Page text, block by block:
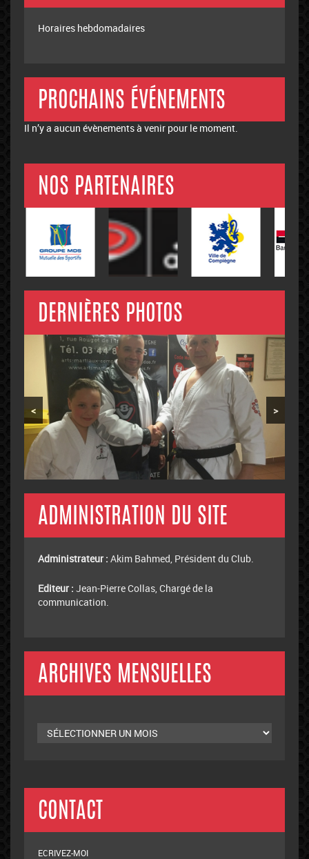
Horaires hebdomadaires
PROCHAINS ÉVÉNEMENTS
Il n’y a aucun évènements à venir pour le moment.
NOS PARTENAIRES
DERNIÈRES PHOTOS
< >
ADMINISTRATION DU SITE
Administrateur : Akim Bahmed, Président du Club.
Editeur : Jean-Pierre Collas, Chargé de la
communication.
ARCHIVES MENSUELLES
CONTACT
ECRIVEZ-MOI